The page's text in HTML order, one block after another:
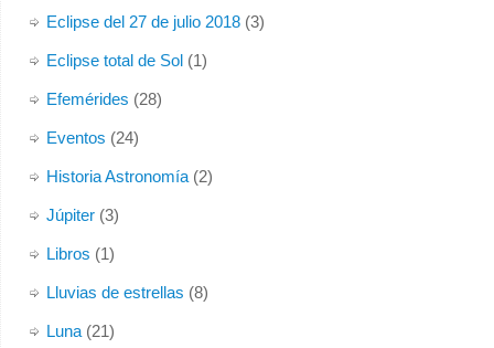
Eclipse del 27 de julio 2018(3)
Eclipse total de Sol(1)
Efemérides (28)
Eventos (24)
Historia Astronomía(2)
Júpiter(3)
Libros (1)
Lluvias de estrellas (8)
Luna(21)